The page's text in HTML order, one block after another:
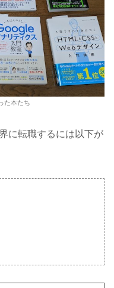
た本たち
に転職するには以下が